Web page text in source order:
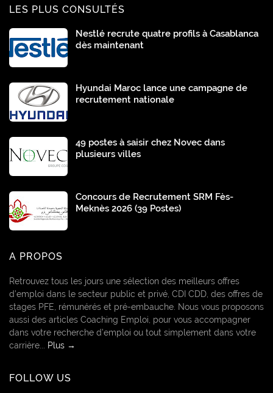
LES PLUS CONSULTÉS
Nestlé recrute quatre profils à Casablanca
dès maintenant
Hyundai Maroc lance une campagne de
recrutement nationale
49 postes à saisir chez Novec dans
plusieurs villes
Concours de Recrutement SRM Fès-
Meknès 2026 (39 Postes)
A PROPOS
Retrouvez tous les jours une sélection des meilleurs offres
d’emploi dans le secteur public et privé, CDI CDD, des offres de
stages PFE, rémunérés et pré-embauche. Nous vous proposons
aussi des articles Coaching Emploi, pour vous accompagner
dans votre recherche d’emploi ou tout simplement dans votre
carrière...
Plus →
FOLLOW US